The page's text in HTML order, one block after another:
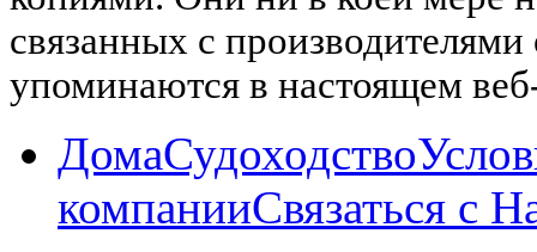
связанных с
упоминаются в настоящем
ДомаСудоходство
компанииСвязаться с